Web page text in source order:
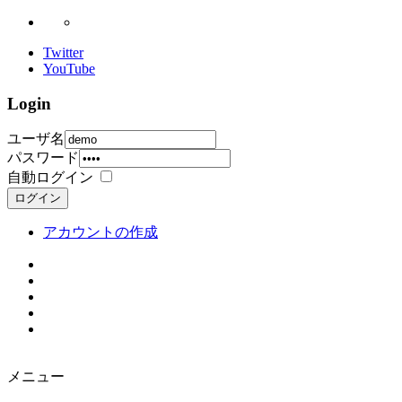
Twitter
YouTube
Login
ユーザ名
パスワード
自動ログイン
ログイン
アカウントの作成
メニュー